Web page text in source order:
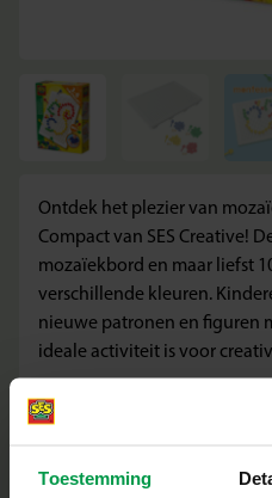
Toestemming
Ontdek het plezier van
Compact van SES Creative!
mozaïekbord en maar liefst
verschillende kleuren.
nieuwe patronen en figuren
ideale activiteit is voor
Wat maakt deze set geweldig?
100 gekleurde pinnen in vier
Herbruikbaar – eindeloos
+